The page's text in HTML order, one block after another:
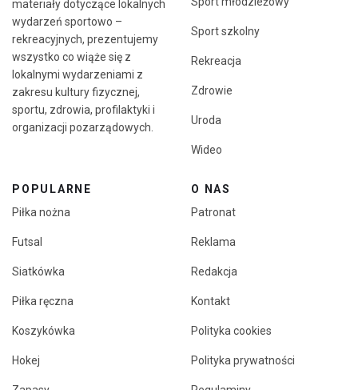
materiały dotyczące lokalnych
wydarzeń sportowo –
rekreacyjnych, prezentujemy
wszystko co wiąże się z
lokalnymi wydarzeniami z
zakresu kultury fizycznej,
sportu, zdrowia, profilaktyki i
organizacji pozarządowych.
Sport szkolny
Rekreacja
Zdrowie
Uroda
Wideo
POPULARNE
Piłka nożna
Futsal
Siatkówka
Piłka ręczna
Koszykówka
Hokej
O NAS
Patronat
Reklama
Redakcja
Kontakt
Polityka cookies
Polityka prywatności